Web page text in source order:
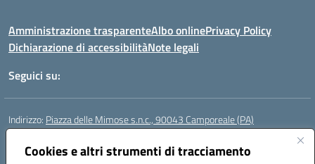
Cookies e altri strumenti di tracciamento
Amministrazione trasparenteAlbo onlinePrivacy Policy
Dichiarazione di accessibilitàNote legali
Seguici su:
Indirizzo: Piazza delle Mimose s.n.c., 90043 Camporeale (PA)
Centralino:
Email:paic840008@istruzione.it